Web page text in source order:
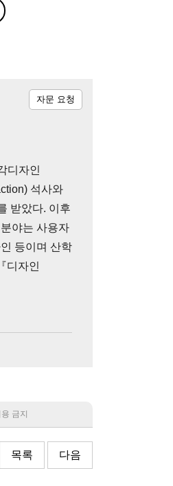
디자인
석사와
받았다. 이후
야는 사용자
등이며 산학
디자인
자문 요청
금지
목록 다음